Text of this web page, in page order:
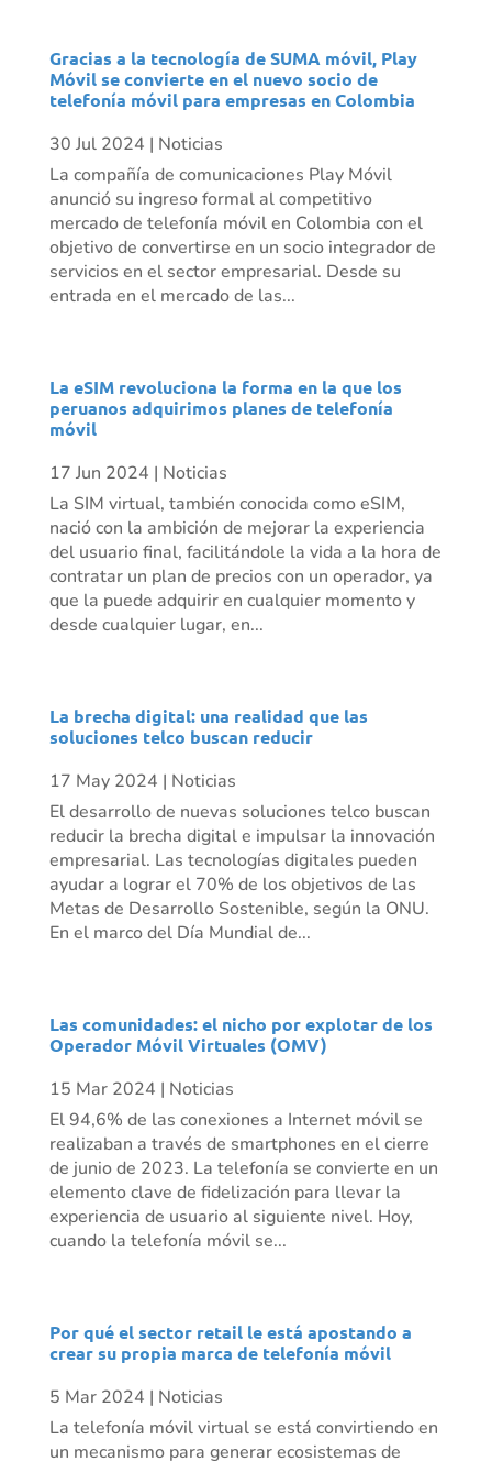
Gracias a la tecnología de SUMA móvil, Play
Móvil se convierte en el nuevo socio de
telefonía móvil para empresas en Colombia
30 Jul 2024 | Noticias
La compañía de comunicaciones Play Móvil
anunció su ingreso formal al competitivo
mercado de telefonía móvil en Colombia con el
objetivo de convertirse en un socio integrador de
servicios en el sector empresarial. Desde su
entrada en el mercado de las...
La eSIM revoluciona la forma en la que los
peruanos adquirimos planes de telefonía
móvil
17 Jun 2024 | Noticias
La SIM virtual, también conocida como eSIM,
nació con la ambición de mejorar la experiencia
del usuario final, facilitándole la vida a la hora de
contratar un plan de precios con un operador, ya
que la puede adquirir en cualquier momento y
desde cualquier lugar, en...
La brecha digital: una realidad que las
soluciones telco buscan reducir
17 May 2024 | Noticias
El desarrollo de nuevas soluciones telco buscan
reducir la brecha digital e impulsar la innovación
empresarial. Las tecnologías digitales pueden
ayudar a lograr el 70% de los objetivos de las
Metas de Desarrollo Sostenible, según la ONU.
En el marco del Día Mundial de...
Las comunidades: el nicho por explotar de los
Operador Móvil Virtuales (OMV)
15 Mar 2024 | Noticias
El 94,6% de las conexiones a Internet móvil se
realizaban a través de smartphones en el cierre
de junio de 2023. La telefonía se convierte en un
elemento clave de fidelización para llevar la
experiencia de usuario al siguiente nivel. Hoy,
cuando la telefonía móvil se...
Por qué el sector retail le está apostando a
crear su propia marca de telefonía móvil
5 Mar 2024 | Noticias
La telefonía móvil virtual se está convirtiendo en
un mecanismo para generar ecosistemas de